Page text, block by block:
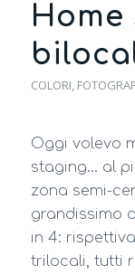
COLORI,
Oggi volevo
staging… al
zona semi-
grandissimo
in 4:
trilocali, tutti